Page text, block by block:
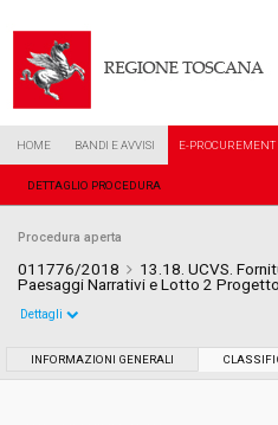
HOME BANDI E AVVISI E-PROCUREMENT
DETTAGLIO PROCEDURA
Procedura aperta
011776/2018
13.18. UCVS.
Paesaggi Narrativi e Lotto 2
Dettagli
INFORMAZIONI GENERALI